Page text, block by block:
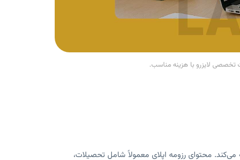
محتوای رزومه اپلای معمولاً شامل تحصیلات،